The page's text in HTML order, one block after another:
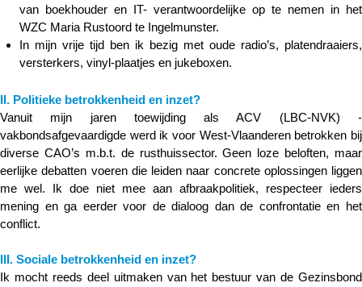
van boekhouder en IT- verantwoordelijke op te nemen in het
WZC Maria Rustoord te Ingelmunster.
In mijn vrije tijd ben ik bezig met oude radio’s, platendraaiers,
versterkers, vinyl-plaatjes en jukeboxen.
II. Politieke betrokkenheid en inzet?
Vanuit mijn jaren toewijding als ACV (LBC-NVK) -
vakbondsafgevaardigde werd ik voor West-Vlaanderen betrokken bij
diverse CAO’s m.b.t. de rusthuissector. Geen loze beloften, maar
eerlijke debatten voeren die leiden naar concrete oplossingen liggen
me wel. Ik doe niet mee aan afbraakpolitiek, respecteer ieders
mening en ga eerder voor de dialoog dan de confrontatie en het
conflict.
III. Sociale betrokkenheid en inzet?
Ik mocht reeds deel uitmaken van het bestuur van de Gezinsbond